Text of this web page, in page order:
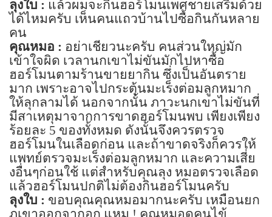
ลุงใบ : แล้วผมจะกินฮอร์โมนเพศชายเสริมด้วย
ได้ไหมครับ เห็นคนแถวบ้านไปซื้อกินกันหลาย
คน
คุณหมอ : อย่าเชียวนะครับ คนส่วนใหญ่มัก
เข้าใจผิด เวลานกเขาไม่ขันมักไปหาซื้อ
ฮอร์โมนตามร้านขายยากิน ซึ่งเป็นอันตราย
มาก เพราะอาจไปกระตุ้นมะเร็งต่อมลูกหมาก
ให้ลุกลามได้ นอกจากนั้น ภาวะนกเขาไม่ขันที่
มีสาเหตุมาจากการขาดฮอร์โมนพบ เพียงเพียง
ร้อยละ 5 ของทั้งหมด ดังนั้นจึงควรตรวจ
ฮอร์โมนในเลือดก่อน และถ้าขาดจริงก็ควรให้
แพทย์ตรวจมะเร็งต่อมลูกหมาก และความเสี่ย
งอื่นๆก่อนใช้ แต่สำหรับคุณลุง หมอตรวจเลือด
แล้วฮอร์โมนปกติไม่ต้องกินฮอร์โมนครับ
ลุงใบ : ขอบคุณคุณหมอมากนะครับ เหมือนยก
ภูเขาออกจากอก แหม ! คุณหมอดูคนไข้